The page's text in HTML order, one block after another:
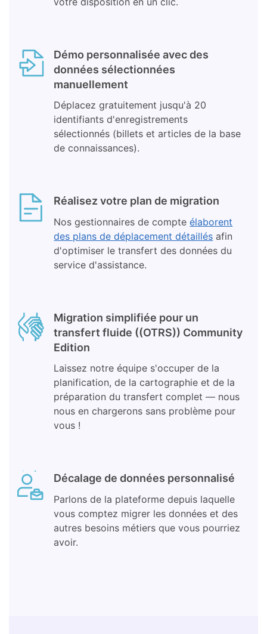
Démo personnalisée avec des
données sélectionnées
manuellement
Déplacez gratuitement jusqu'à 20
identifiants d'enregistrements
sélectionnés (billets et articles de la base
de connaissances).
Réalisez votre plan de migration
Nos gestionnaires de compteélaborent
des plans de déplacement détaillés afin
d'optimiser le transfert des données du
service d'assistance.
Migration simplifiée pour un
transfert fluide ((OTRS)) Community
Edition
Laissez notre équipe s'occuper de la
planification, de la cartographie et de la
préparation du transfert complet — nous
nous en chargerons sans problème pour
vous !
Décalage de données personnalisé
Parlons de la plateforme depuis laquelle
vous comptez migrer les données et des
autres besoins métiers que vous pourriez
avoir.